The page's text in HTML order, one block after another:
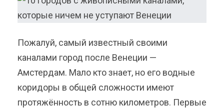
Пожалуй, самый известный своими
каналами город после Венеции —
Амстердам. Мало кто знает, но его водные
коридоры в общей сложности имеют
протяжённость в сотню километров. Первые